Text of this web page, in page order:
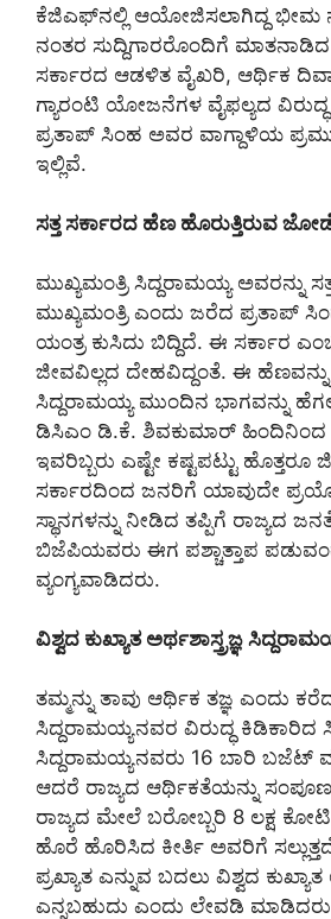
ಕೆಜಿಎಫ್‌ನಲ್ಲಿ ಆಯೋಜಿಸಲಾಗಿದ್ದ ಭೀಮ
ನಂತರ ಸುದ್ದಿಗಾರರೊಂದಿಗೆ ಮಾತನಾಡಿದ
ಸರ್ಕಾರದ ಆಡಳಿತ ವೈಖರಿ, ಆರ್ಥಿಕ
ಗ್ಯಾರಂಟಿ ಯೋಜನೆಗಳ ವೈಫಲ್ಯದ
ಪ್ರತಾಪ್ ಸಿಂಹ ಅವರ ವಾಗ್ದಾಳಿಯ
ಇಲ್ಲಿವೆ.
ಸತ್ತ ಸರ್ಕಾರದ ಹೆಣ ಹೊರುತ್ತಿರುವ
ಮುಖ್ಯಮಂತ್ರಿ ಸಿದ್ದರಾಮಯ್ಯ ಅವರನ್ನು
ಮುಖ್ಯಮಂತ್ರಿ ಎಂದು ಜರೆದ ಪ್ರತಾಪ್
ಯಂತ್ರ ಕುಸಿದು ಬಿದ್ದಿದೆ. ಈ ಸರ್ಕಾರ
ಜೀವವಿಲ್ಲದ ದೇಹವಿದ್ದಂತೆ. ಈ
ಸಿದ್ದರಾಮಯ್ಯ ಮುಂದಿನ ಭಾಗವನ್ನು
ಡಿಸಿಎಂ ಡಿ.ಕೆ. ಶಿವಕುಮಾರ್ ಹಿಂದಿನಿಂದ
ಇವರಿಬ್ಬರು ಎಷ್ಟೇ ಕಷ್ಟಪಟ್ಟು ಹೊತ್ತರೂ
ಸರ್ಕಾರದಿಂದ ಜನರಿಗೆ ಯಾವುದೇ
ಸ್ಥಾನಗಳನ್ನು ನೀಡಿದ ತಪ್ಪಿಗೆ ರಾಜ್ಯದ
ಬಿಜೆಪಿಯವರು ಈಗ ಪಶ್ಚಾತ್ತಾಪ
ವ್ಯಂಗ್ಯವಾಡಿದರು.
ವಿಶ್ವದ ಕುಖ್ಯಾತ ಅರ್ಥಶಾಸ್ತ್ರಜ್ಞ
ತಮ್ಮನ್ನು ತಾವು ಆರ್ಥಿಕ ತಜ್ಞ ಎಂದು
ಸಿದ್ದರಾಮಯ್ಯನವರ ವಿರುದ್ಧ ಕಿಡಿಕಾರಿದ
ಸಿದ್ದರಾಮಯ್ಯನವರು 16 ಬಾರಿ ಬಜೆಟ್
ಆದರೆ ರಾಜ್ಯದ ಆರ್ಥಿಕತೆಯನ್ನು
ರಾಜ್ಯದ ಮೇಲೆ ಬರೋಬ್ಬರಿ 8 ಲಕ್ಷ
ಹೊರೆ ಹೊರಿಸಿದ ಕೀರ್ತಿ ಅವರಿಗೆ
ಪ್ರಖ್ಯಾತ ಎನ್ನುವ ಬದಲು ವಿಶ್ವದ ಕುಖ್ಯಾತ
ಎನ್ನಬಹುದು ಎಂದು ಲೇವಡಿ